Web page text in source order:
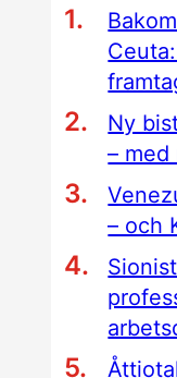
Ny
– med
– och